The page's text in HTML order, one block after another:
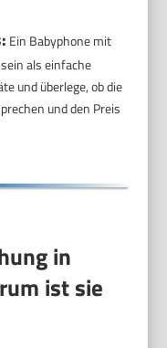
Ein Babyphone mit
als einfache
und überlege, ob die
und den Preis
in
ist sie